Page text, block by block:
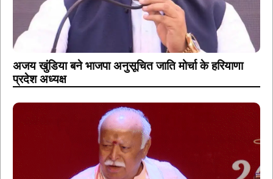
अजय खुंडिया बने भाजपा अनुसूचित जाति मोर्चा के हरियाणा
प्रदेश अध्यक्ष